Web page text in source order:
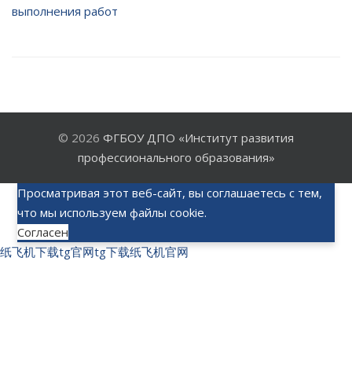
выполнения работ
© 2026 ФГБОУ ДПО «Институт развития
профессионального образования»
Просматривая этот веб-сайт, вы соглашаетесь с тем,
что мы используем файлы cookie.
Согласен
纸飞机下载tg官网tg下载纸飞机官网